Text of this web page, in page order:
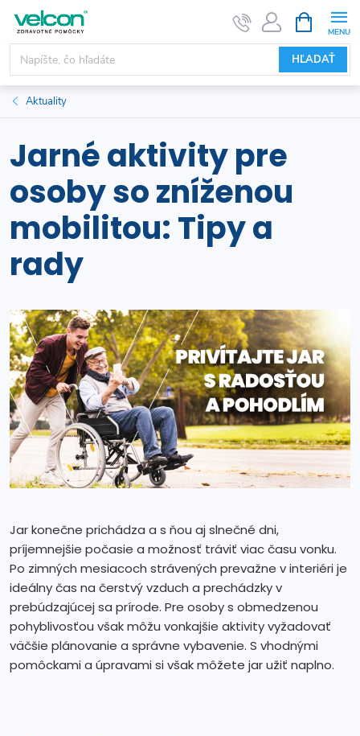
obsah
HĽADAŤ
KOŠÍK
Aktuality
Jarné aktivity pre
osoby so zníženou
mobilitou: Tipy a
rady
Jar konečne prichádza a s ňou aj slnečné dni,
príjemnejšie počasie a možnosť tráviť viac času vonku.
Po zimných mesiacoch strávených prevažne v interiéri je
ideálny čas na čerstvý vzduch a prechádzky v
prebúdzajúcej sa prírode. Pre osoby s obmedzenou
pohyblivosťou však môžu vonkajšie aktivity vyžadovať
väčšie plánovanie a správne vybavenie. S vhodnými
pomôckami a úpravami si však môžete jar užiť naplno.